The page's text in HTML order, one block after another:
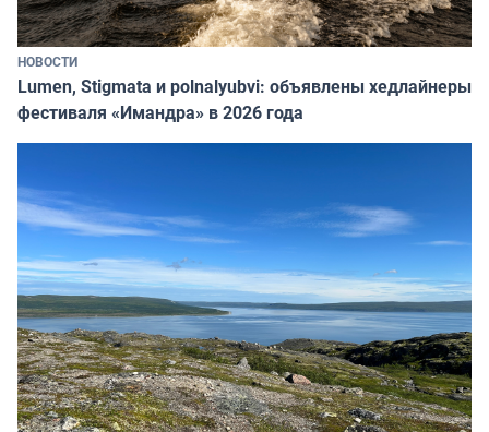
НОВОСТИ
Lumen, Stigmata и polnalyubvi: объявлены хедлайнеры
фестиваля «Имандра» в 2026 года